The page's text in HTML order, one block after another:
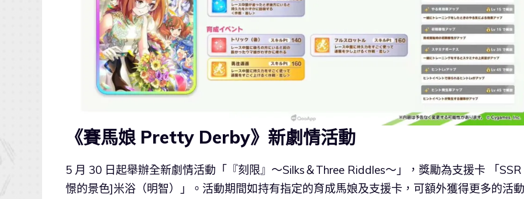
《賽馬娘 Pretty Derby》新劇情活動
5 月 30 日起舉辦全新劇情活動「『刻限』～Silks＆Three Riddles～」，獎勵為支援卡 「
憬的景色]米浴（明智）」。活動期間如持有指定的育成馬娘及支援卡，可額外獲得更多的活動